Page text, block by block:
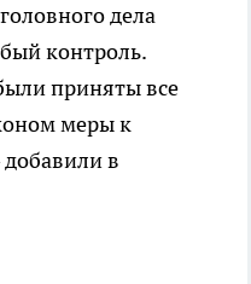
дела
контроль.
приняты все
меры к
в